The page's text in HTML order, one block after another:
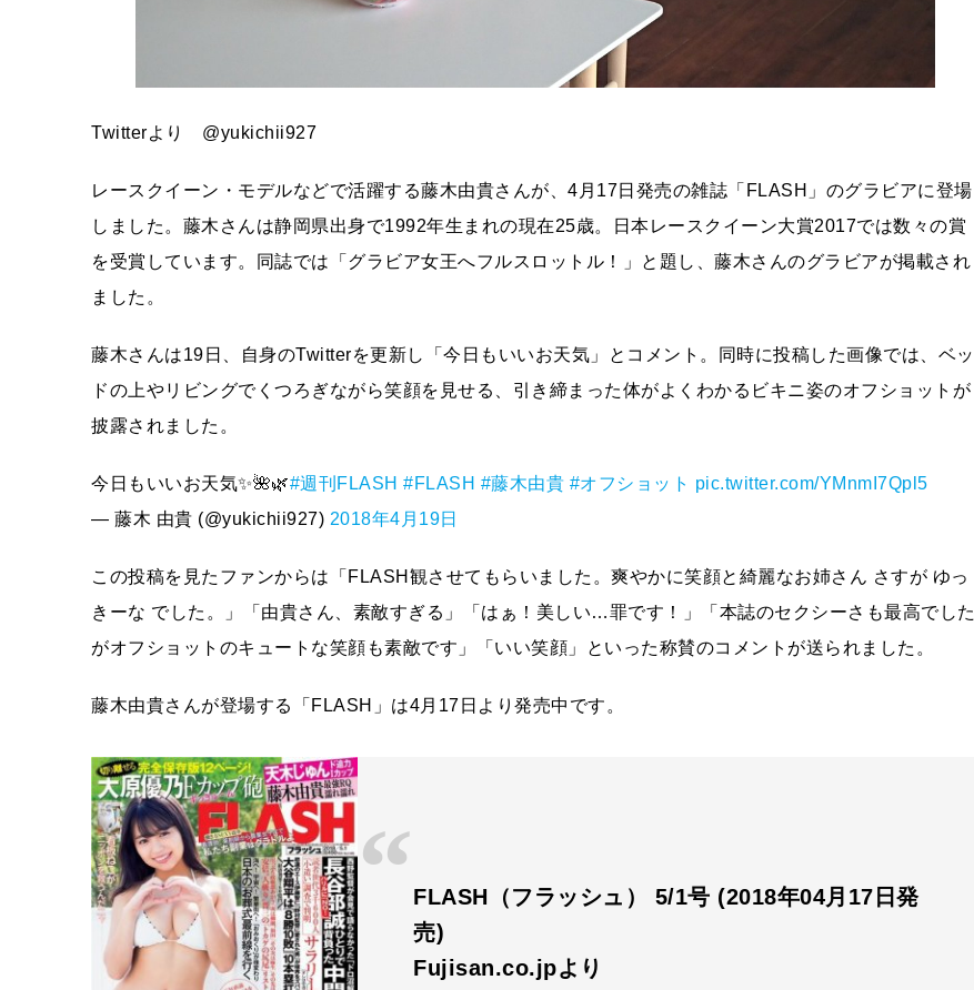
Twitterより @yukichii927
レースクイーン・モデルなどで活躍する藤木由貴さんが、4月17日発売の雑誌「FLASH」のグラビアに登場
しました。藤木さんは静岡県出身で1992年生まれの現在25歳。日本レースクイーン大賞2017では数々の賞
を受賞しています。同誌では「グラビア女王へフルスロットル！」と題し、藤木さんのグラビアが掲載され
ました。
藤木さんは19日、自身のTwitterを更新し「今日もいいお天気」とコメント。同時に投稿した画像では、ベッ
ドの上やリビングでくつろぎながら笑顔を見せる、引き締まった体がよくわかるビキニ姿のオフショットが
披露されました。
今日もいいお天気✨🌺🌿#週刊FLASH #FLASH #藤木由貴 #オフショット pic.twitter.com/YMnmI7Qpl5
— 藤木 由貴 (@yukichii927) 2018年4月19日
この投稿を見たファンからは「FLASH観させてもらいました。爽やかに笑顔と綺麗なお姉さん さすが ゆっ
きーな でした。」「由貴さん、素敵すぎる」「はぁ！美しい…罪です！」「本誌のセクシーさも最高でした
がオフショットのキュートな笑顔も素敵です」「いい笑顔」といった称賛のコメントが送られました。
藤木由貴さんが登場する「FLASH」は4月17日より発売中です。
FLASH（フラッシュ） 5/1号 (2018年04月17日発
売)
Fujisan.co.jpより